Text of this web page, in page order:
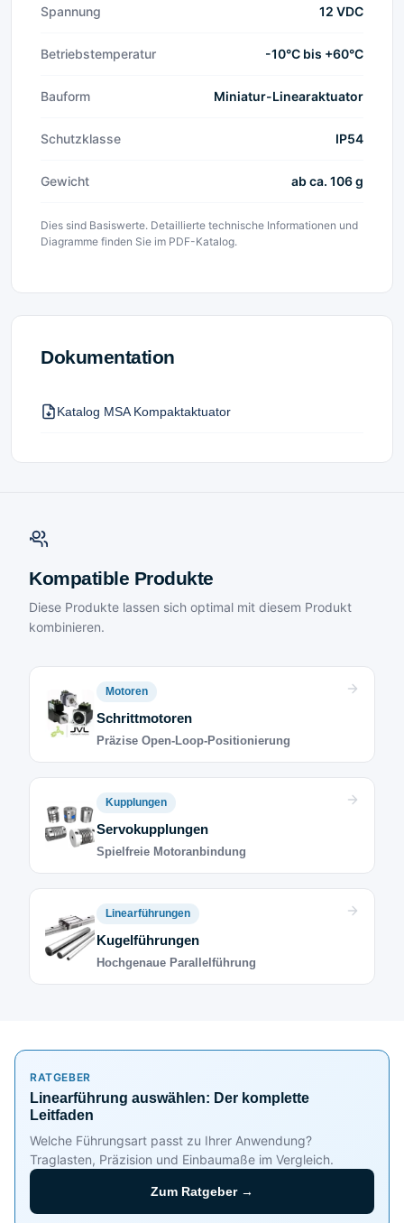
Spannung 12 VDC
Betriebstemperatur -10°C bis +60°C
Bauform Miniatur-Linearaktuator
Schutzklasse IP54
Gewicht ab ca. 106 g
Dies sind Basiswerte. Detaillierte technische Informationen und
Diagramme finden Sie im PDF-Katalog.
Dokumentation
Katalog MSA Kompaktaktuator
Kompatible Produkte
Diese Produkte lassen sich optimal mit diesem Produkt
kombinieren.
Motoren
Schrittmotoren
Präzise Open-Loop-Positionierung
Kupplungen
Servokupplungen
Spielfreie Motoranbindung
Linearführungen
Kugelführungen
Hochgenaue Parallelführung
RATGEBER
Linearführung auswählen: Der komplette
Leitfaden
Welche Führungsart passt zu Ihrer Anwendung?
Traglasten, Präzision und Einbaumaße im Vergleich.
Zum Ratgeber →